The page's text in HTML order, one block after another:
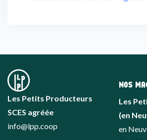
Les Petits Producteurs
SCES agréée
info@lpp.coop
NOS
Les
(en
en